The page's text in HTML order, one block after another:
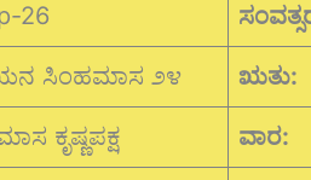
26
ಸಿಂಹಮಾಸ ೨೪ ಋತು:
ಕೃಷ್ಣಪಕ್ಷ ವಾರ: